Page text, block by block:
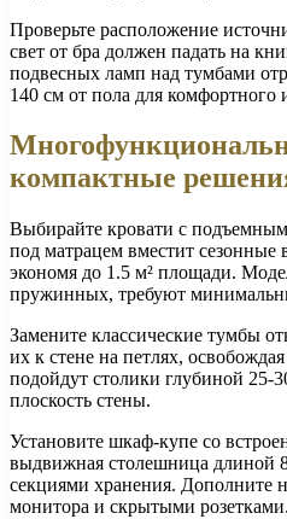
Проверьте расположение
свет от бра должен падать на
подвесных ламп над тумбами
140 см от пола для комфортного
компактные
Выбирайте кровати с
под матрацем вместит сезонные
экономя до 1.5 м² площади.
пружинных, требуют
Замените классические тумбы
их к стене на петлях,
подойдут столики глубиной 25-
плоскость стены.
Установите шкаф-купе со
выдвижная столешница длиной
секциями хранения. Дополните
монитора и скрытыми розетками.